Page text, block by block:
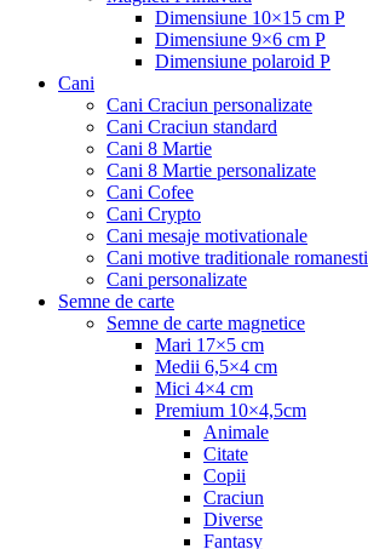
Dimensiune 10×15 cm P
Dimensiune 9×6 cm P
Dimensiune polaroid P
Cani
Cani Craciun personalizate
Cani Craciun standard
Cani 8 Martie
Cani 8 Martie personalizate
Cani Cofee
Cani Crypto
Cani mesaje motivationale
Cani motive traditionale romanesti
Cani personalizate
Semne de carte
Semne de carte magnetice
Mari 17×5 cm
Medii 6,5×4 cm
Mici 4×4 cm
Premium 10×4,5cm
Animale
Citate
Copii
Craciun
Diverse
Fantasy